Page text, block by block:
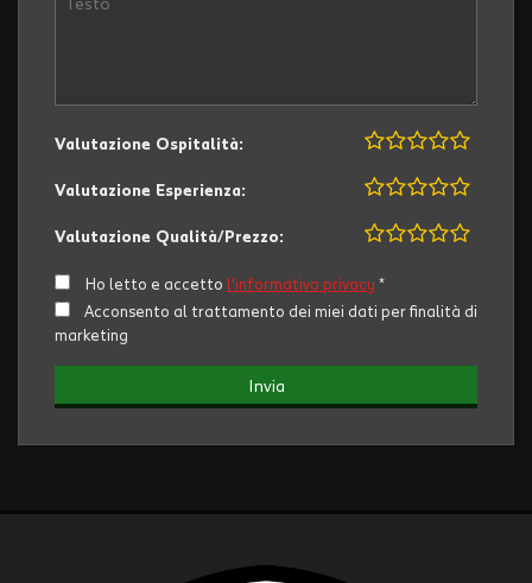
Valutazione Ospitalità:
Valutazione Esperienza:
Valutazione Qualità/Prezzo:
Ho letto e accetto l'informativa privacy *
Acconsento al trattamento dei miei dati per finalità di
marketing